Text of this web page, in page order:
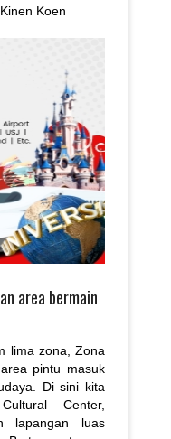
Koen
area bermain
lima zona, Zona
pintu masuk
Di sini kita
Center,
lapangan luas